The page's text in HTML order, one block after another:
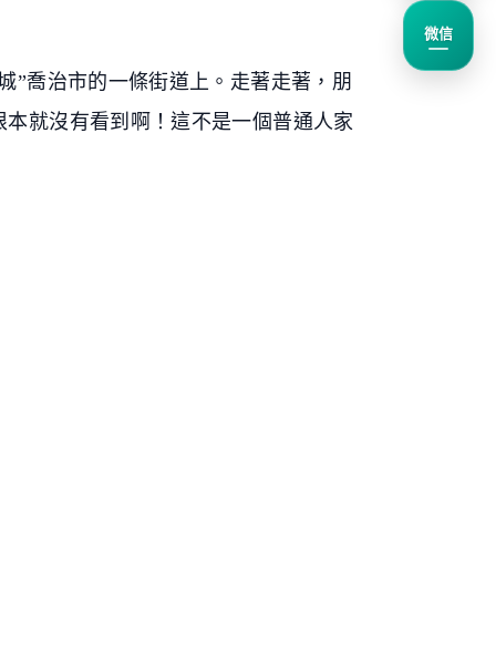
”喬治市的一條街道上。走著走著，朋
就沒有看到啊！這不是一個普通人家
微信